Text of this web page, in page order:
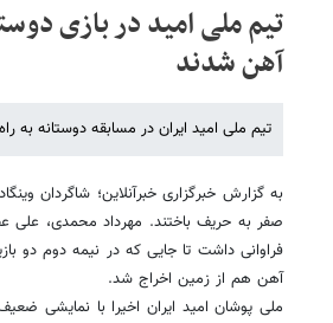
تیم ملی امید در بازی
آهن شدند
تیم ملی امید ایران در مسابقه دوستانه به
به گزارش خبرگزاری خبرآنلاین؛ شاگردان
صفر به حریف باختند. مهرداد محمدی، علی
فراوانی داشت تا جایی که در نیمه دوم دو
آهن هم از زمین اخراج شد.
ملی پوشان امید ایران اخیرا با نمایشی